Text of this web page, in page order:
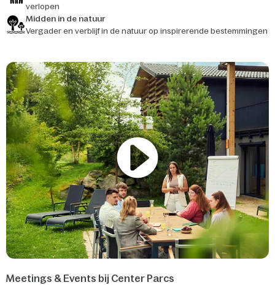
verlopen
Midden in de natuur
Vergader en verblijf in de natuur op inspirerende bestemmingen
Meetings & Events bij Center Parcs